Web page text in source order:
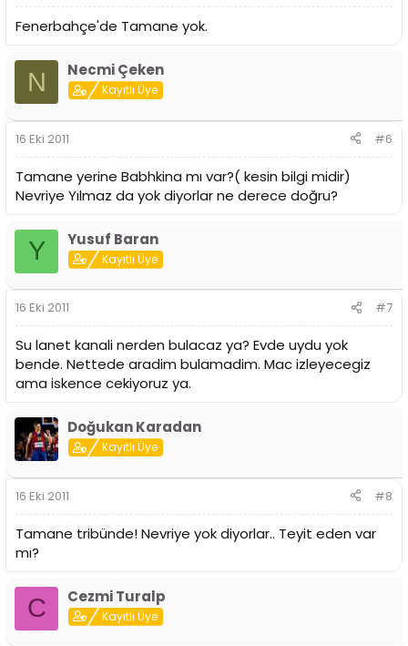
Fenerbahçe'de Tamane yok.
N Necmi Çeken
Kayıtlı Üye
16 Eki 2011 #6
Tamane yerine Babhkina mı var?( kesin bilgi midir)
Nevriye Yılmaz da yok diyorlar ne derece doğru?
Y Yusuf Baran
Kayıtlı Üye
16 Eki 2011 #7
Su lanet kanali nerden bulacaz ya? Evde uydu yok
bende. Nettede aradim bulamadim. Mac izleyecegiz
ama iskence cekiyoruz ya.
Doğukan Karadan
Kayıtlı Üye
16 Eki 2011 #8
Tamane tribünde! Nevriye yok diyorlar.. Teyit eden var
mı?
C Cezmi Turalp
Kayıtlı Üye